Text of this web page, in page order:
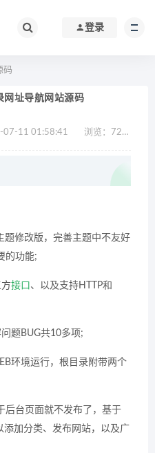
登录
码
网址导航网站源码
07-11 01:58:41 浏览： 723
题修改版，完善主题中不友好
的功能;
接口 、以及支持HTTP和
题BUG共10多项;
环境运行，根目录附带两个
后台页面就不发布了，基于
加分类、发布网站，以及广